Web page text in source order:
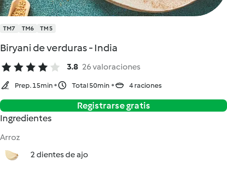
TM7 TM6 TM5
Biryani de verduras - India
3.8 26 valoraciones
Prep. 15min Total 50min 4 raciones
Registrarse gratis
Ingredientes
Arroz
2 dientes de ajo